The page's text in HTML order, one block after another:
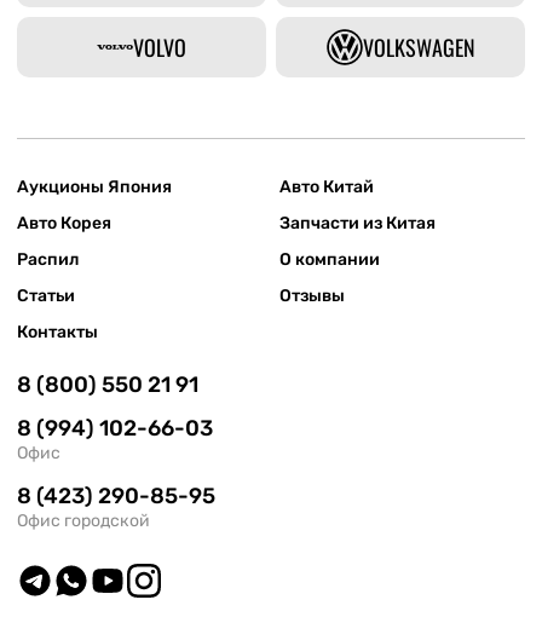
VOLVO VOLKSWAGEN
Аукционы Япония
Авто Китай
Авто Корея
Запчасти из Китая
Распил
О компании
Статьи
Отзывы
Контакты
8 (800) 550 21 91
8 (994) 102-66-03
Офис
8 (423) 290-85-95
Офис городской